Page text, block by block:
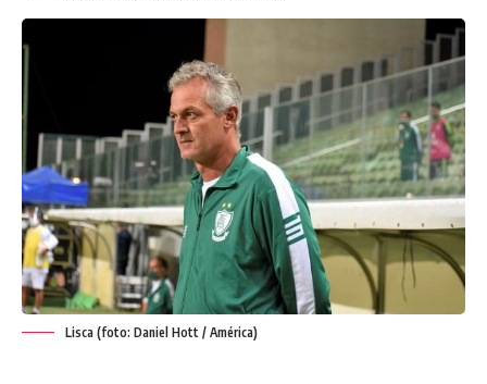
Lisca (foto: Daniel Hott / América)